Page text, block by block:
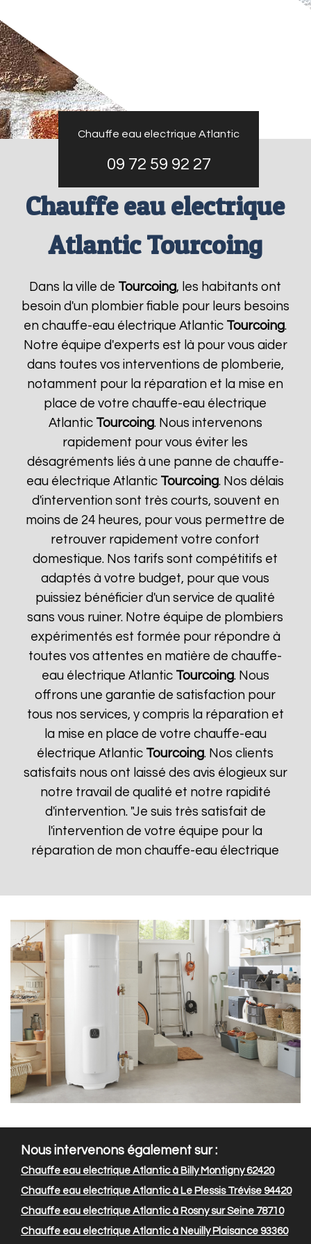
Chauffe eau electrique Atlantic
09 72 59 92 27
Chauffe eau electrique
Atlantic Tourcoing
Dans la ville de Tourcoing, les habitants ont
besoin d'un plombier fiable pour leurs besoins
en chauffe-eau électrique Atlantic Tourcoing.
Notre équipe d'experts est là pour vous aider
dans toutes vos interventions de plomberie,
notamment pour la réparation et la mise en
place de votre chauffe-eau électrique
Atlantic Tourcoing. Nous intervenons
rapidement pour vous éviter les
désagréments liés à une panne de chauffe-
eau électrique Atlantic Tourcoing. Nos délais
d'intervention sont très courts, souvent en
moins de 24 heures, pour vous permettre de
retrouver rapidement votre confort
domestique. Nos tarifs sont compétitifs et
adaptés à votre budget, pour que vous
puissiez bénéficier d'un service de qualité
sans vous ruiner. Notre équipe de plombiers
expérimentés est formée pour répondre à
toutes vos attentes en matière de chauffe-
eau électrique Atlantic Tourcoing. Nous
offrons une garantie de satisfaction pour
tous nos services, y compris la réparation et
la mise en place de votre chauffe-eau
électrique Atlantic Tourcoing. Nos clients
satisfaits nous ont laissé des avis élogieux sur
notre travail de qualité et notre rapidité
d'intervention. "Je suis très satisfait de
l'intervention de votre équipe pour la
réparation de mon chauffe-eau électrique
Nous intervenons également sur :
Chauffe eau electrique Atlantic à Billy Montigny 62420
Chauffe eau electrique Atlantic à Le Plessis Trévise 94420
Chauffe eau electrique Atlantic à Rosny sur Seine 78710
Chauffe eau electrique Atlantic à Neuilly Plaisance 93360